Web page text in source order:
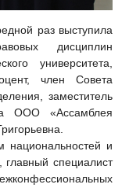
раз выступила
дисциплин
университета,
член Совета
заместитель
ООО «Ассамблея
национальностей и
главный специалист